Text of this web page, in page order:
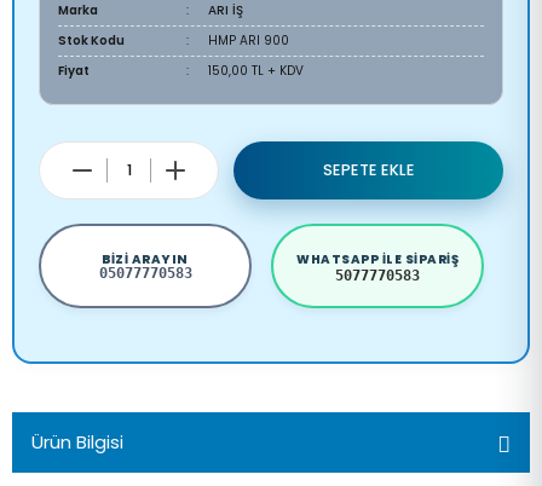
Marka
ARI İŞ
Stok Kodu
HMP ARI 900
Fiyat
150,00 TL + KDV
SEPETE EKLE
BIZI ARAYIN
05077770583
WHATSAPP ILE SIPARIŞ
5077770583
Ürün Bilgisi